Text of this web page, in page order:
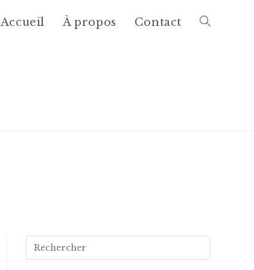
Accueil À propos Contact
Rechercher
sur